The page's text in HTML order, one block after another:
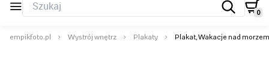
0
empikfoto.pl Wystrój wnętrz Plakaty Plakat, Wakacje nad